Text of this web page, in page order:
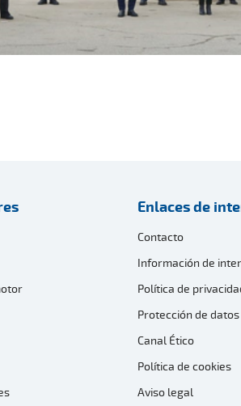
Enlaces de
Contacto
Información de
Política de
Protección de datos
Canal Ético
Política de cookies
Aviso legal